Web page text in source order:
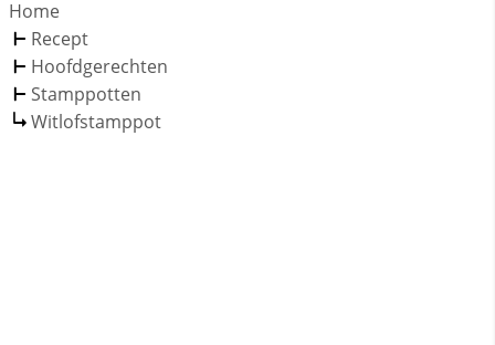
Home
Recept
Hoofdgerechten
Stamppotten
Witlofstamppot